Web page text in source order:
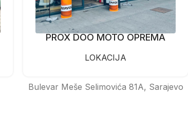
PROX DOO MOTO OPREMA
LOKACIJA
Bulevar Meše Selimovića 81A, Sarajevo